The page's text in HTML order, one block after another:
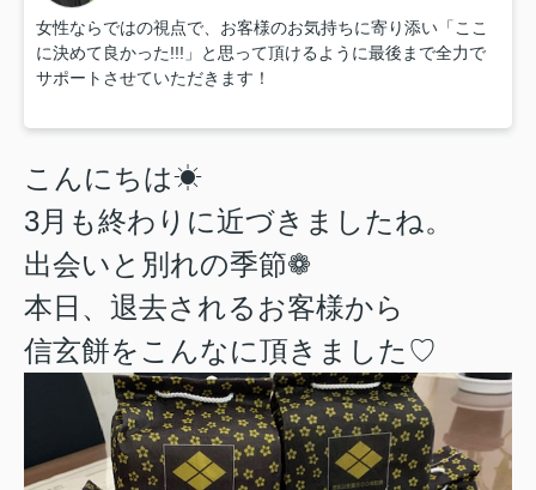
女性ならではの視点で、お客様のお気持ちに寄り添い「ここ
に決めて良かった!!!」と思って頂けるように最後まで全力で
サポートさせていただきます！
こんにちは☀
3月も終わりに近づきましたね。
出会いと別れの季節❁
本日、退去されるお客様から
信玄餅をこんなに頂きました♡